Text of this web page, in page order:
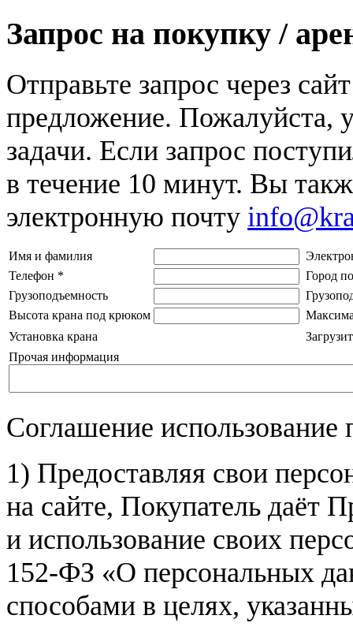
Запрос на покупку /
Отправьте запрос через
предложение. Пожалуйста,
задачи. Если запрос
в течение 10 минут. Вы
электронную почту
Имя и фамилия
Телефон *
Город
Грузоподъемность
Высота крана под крюком
Установка крана
Прочая информация
Соглашение
1) Предоставляя свои
на сайте, Покупатель даёт
и использование своих
152-ФЗ «О персональных
способами в целях,